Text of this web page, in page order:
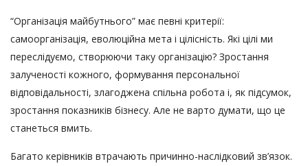
“Організація майбутнього” має певні критерії:
самоорганізація, еволюційна мета і цілісність. Які цілі ми
переслідуємо, створюючи таку організацію? Зростання
залученості кожного, формування персональної
відповідальності, злагоджена спільна робота і, як підсумок,
зростання показників бізнесу. Але не варто думати, що це
станеться вмить.
Багато керівників втрачають причинно-наслідковий зв’язок.